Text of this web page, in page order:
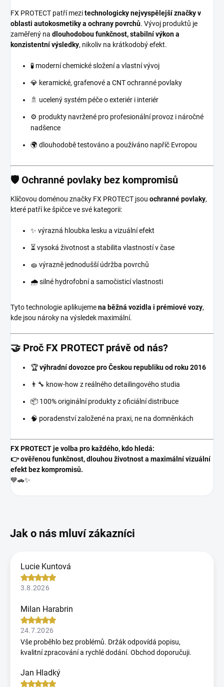
FX PROTECT patří mezitechnologicky nejvyspělejší značky v
oblasti autokosmetiky a ochrany povrchů. Vývoj produktů je
zaměřený na dlouhodobou funkčnost, stabilní výkon a
konzistentní výsledky, nikoliv na krátkodobý efekt.
🧪 moderní chemické složení a vlastní vývoj
💎 keramické, grafenové a CNT ochranné povlaky
🚿 ucelený systém péče o exteriér i interiér
⚙️ produkty navržené pro profesionální provoz i náročné
nadšence
🌍 dlouhodobě testováno a používáno napříč Evropou
🛡️ Ochranné povlaky bez kompromisů
Klíčovou doménou značky FX PROTECT jsou ochranné povlaky,
které patří ke špičce ve své kategorii:
✨ výrazná hloubka lesku a vizuální efekt
⏳ vysoká životnost a stabilita vlastností v čase
🧽 výrazně jednodušší údržba povrchů
🌧️ silné hydrofobní a samočisticí vlastnosti
Tyto technologie aplikujemena běžná vozidla i prémiové vozy,
kde jsou nároky na výsledek maximální.
🤝 Proč FX PROTECT právě od nás?
🏆výhradní dovozce pro Českou republiku od roku 2016
👨‍🔧 know-how z reálného detailingového studia
📦 100% originální produkty z oficiální distribuce
🧠 poradenství založené na praxi, ne na domněnkách
FX PROTECT je volba pro každého, kdo hledá:
👉 ověřenou funkčnost, dlouhou životnost a maximální vizuální
efekt bez kompromisů.
💙🚗✨
Lucie Kuntová
3.8.2026
Milan Harabrin
24.7.2026
Vše proběhlo bez problémů. Držák odpovídá popisu,
kvalitní zpracování a rychlé dodání. Obchod doporučuji.
Jan Hladký